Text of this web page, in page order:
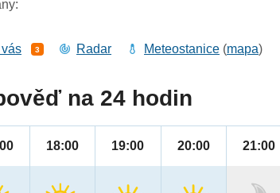
3 Radar Meteostanice (mapa)
na 24 hodin
18:00 19:00 20:00 21:00